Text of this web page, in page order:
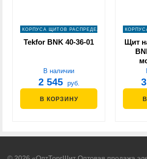
КОРПУСА ЩИТОВ РАСПРЕДЕЛЕНИЯ
Tekfor BNK 40-36-01
В наличии
2 545 руб.
В КОРЗИНУ
Щит